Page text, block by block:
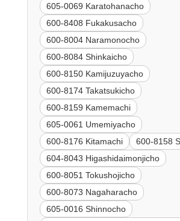
605-0069 Karatohanacho
600-8408 Fukakusacho
600-8004 Naramonocho
600-8084 Shinkaicho
600-8150 Kamijuzuyacho
600-8174 Takatsukicho
600-8159 Kamemachi
605-0061 Umemiyacho
600-8176 Kitamachi
600-8158
604-8043 Higashidaimonjicho
600-8051 Tokushojicho
600-8073 Nagaharacho
605-0016 Shinnocho